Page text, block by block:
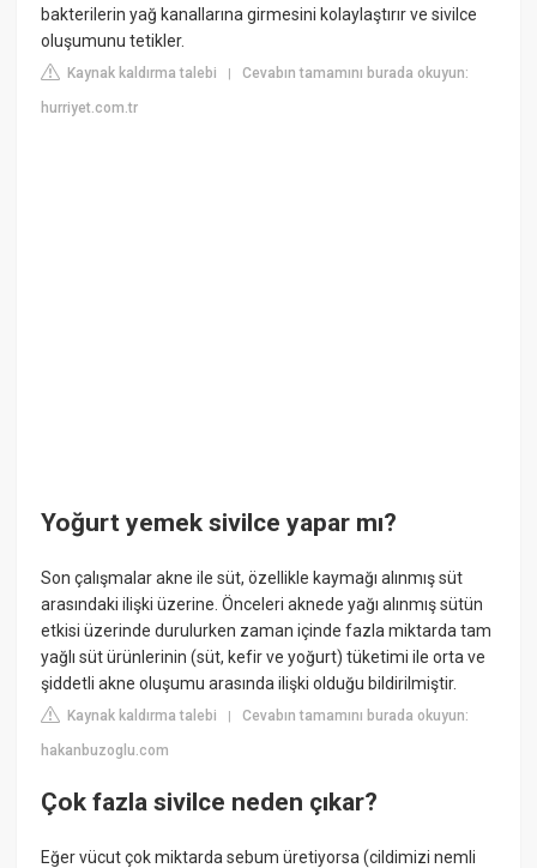
bakterilerin yağ kanallarına girmesini kolaylaştırır ve sivilce
oluşumunu tetikler.
Kaynak kaldırma talebi |Cevabın tamamını burada okuyun:
hurriyet.com.tr
Yoğurt yemek sivilce yapar mı?
Son çalışmalar akne ile süt, özellikle kaymağı alınmış süt
arasındaki ilişki üzerine. Önceleri aknede yağı alınmış sütün
etkisi üzerinde durulurken zaman içinde fazla miktarda tam
yağlı süt ürünlerinin (süt, kefir ve yoğurt) tüketimi ile orta ve
şiddetli akne oluşumu arasında ilişki olduğu bildirilmiştir.
Kaynak kaldırma talebi |Cevabın tamamını burada okuyun:
hakanbuzoglu.com
Çok fazla sivilce neden çıkar?
Eğer vücut çok miktarda sebum üretiyorsa (cildimizi nemli